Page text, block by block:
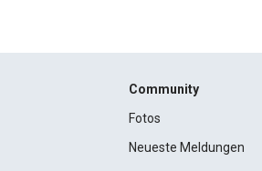
Community
Fotos
Neueste Meldungen